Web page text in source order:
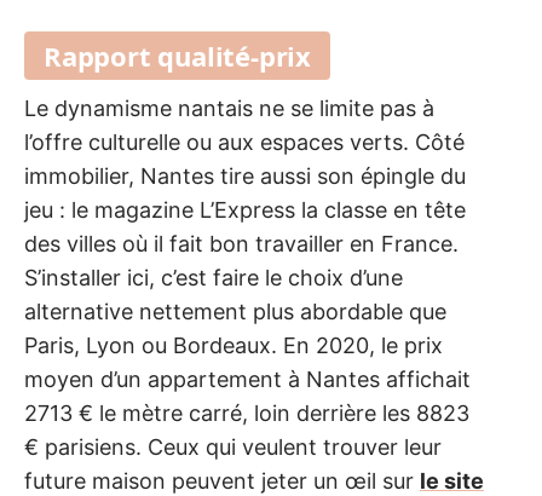
Rapport qualité-prix
Le dynamisme nantais ne se limite pas à
l’offre culturelle ou aux espaces verts. Côté
immobilier, Nantes tire aussi son épingle du
jeu : le magazine L’Express la classe en tête
des villes où il fait bon travailler en France.
S’installer ici, c’est faire le choix d’une
alternative nettement plus abordable que
Paris, Lyon ou Bordeaux. En 2020, le prix
moyen d’un appartement à Nantes affichait
2713 € le mètre carré, loin derrière les 8823
€ parisiens. Ceux qui veulent trouver leur
future maison peuvent jeter un œil sur le site